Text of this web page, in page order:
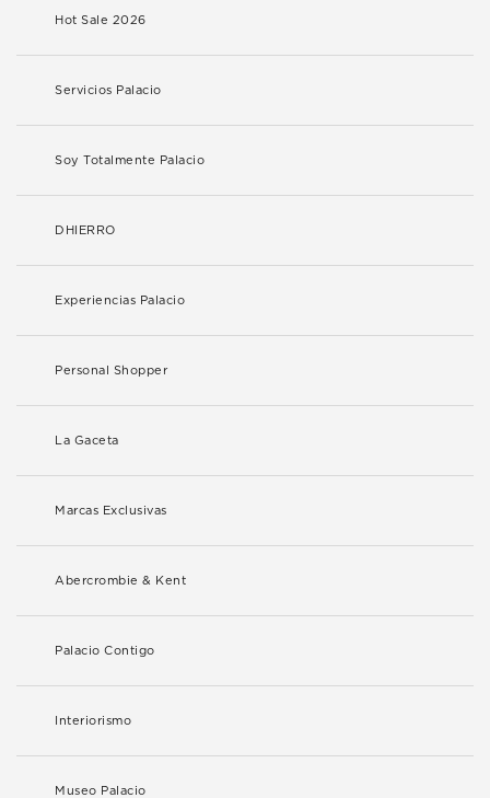
Hot Sale 2026
Servicios Palacio
Soy Totalmente Palacio
DHIERRO
Experiencias Palacio
Personal Shopper
La Gaceta
Marcas Exclusivas
Abercrombie & Kent
Palacio Contigo
Interiorismo
Museo Palacio